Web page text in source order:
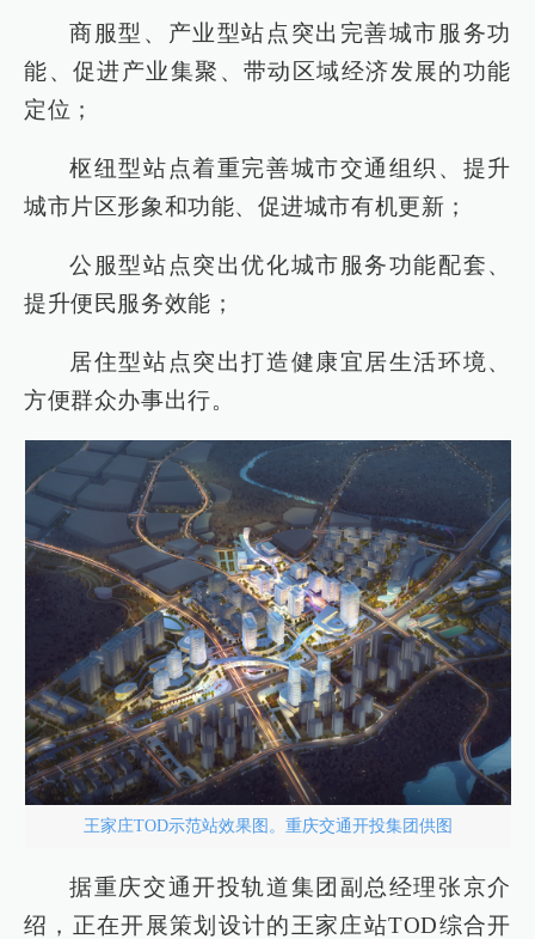
商服型、产业型站点突出完善城市服务功
能、促进产业集聚、带动区域经济发展的功能
定位；
枢纽型站点着重完善城市交通组织、提升
城市片区形象和功能、促进城市有机更新；
公服型站点突出优化城市服务功能配套、
提升便民服务效能；
居住型站点突出打造健康宜居生活环境、
方便群众办事出行。
王家庄TOD示范站效果图。重庆交通开投集团供图
据重庆交通开投轨道集团副总经理张京介
绍，正在开展策划设计的王家庄站TOD综合开